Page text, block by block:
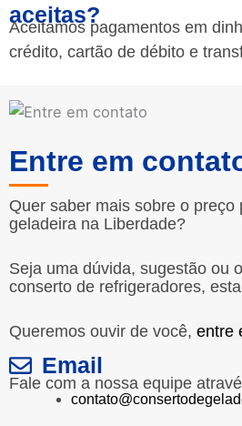
aceitas?
Aceitamos pagamentos em
crédito, cartão de débito e
Entre em
Quer saber mais sobre o preço
geladeira na Liberdade?
Seja uma dúvida, sugestão ou
conserto de refrigeradores,
Queremos ouvir de você, entre
Email
Fale com a nossa equipe